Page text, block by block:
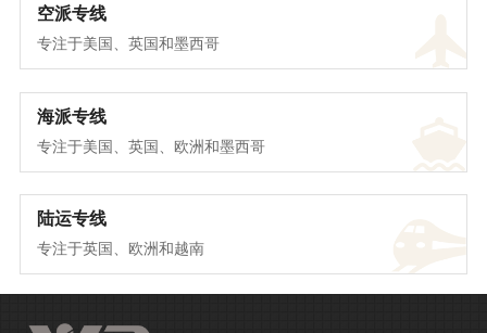
空派专线
专注于美国、英国和墨西哥
海派专线
专注于美国、英国、欧洲和墨西哥
陆运专线
专注于英国、欧洲和越南